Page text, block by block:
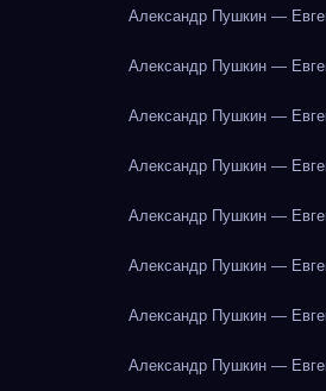
Александр Пушкин —
Александр Пушкин —
Александр Пушкин —
Александр Пушкин —
Александр Пушкин —
Александр Пушкин —
Александр Пушкин —
Александр Пушкин —